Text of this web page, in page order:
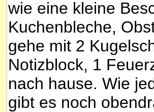
wie eine kleine
Kuchenbleche,
gehe mit 2
Notizblock, 1
nach hause. Wie
gibt es noch